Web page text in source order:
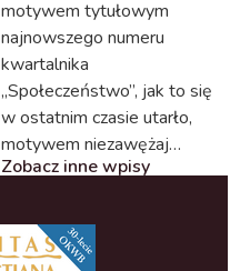
motywem tytułowym
najnowszego numeru
kwartalnika
„Społeczeństwo”, jak to się
w ostatnim czasie utarło,
motywem niezawężaj…
Zobacz inne wpisy